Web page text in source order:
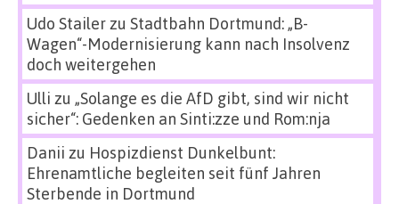
Udo Stailerzu Stadtbahn Dortmund: „B-
Wagen“-Modernisierung kann nach Insolvenz
doch weitergehen
Ulli zu „Solange es die AfD gibt, sind wir nicht
sicher“: Gedenken an Sinti:zze und Rom:nja
Danii zu Hospizdienst Dunkelbunt:
Ehrenamtliche begleiten seit fünf Jahren
Sterbende in Dortmund